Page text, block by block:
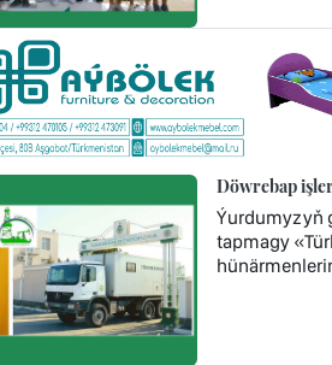
Döwrebap
Ýurdumyzyň
tapmagy